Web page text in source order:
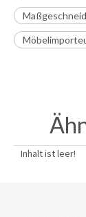
Inhalt ist leer!